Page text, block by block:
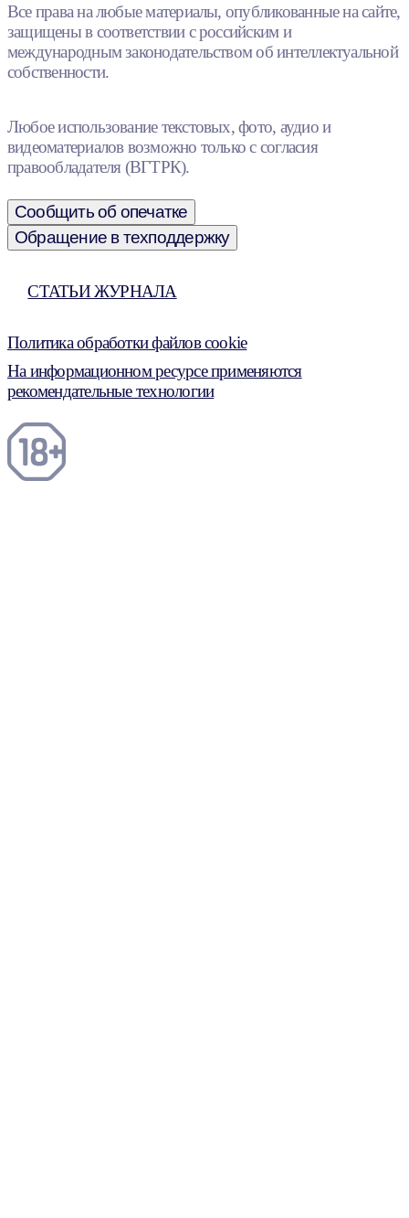
Все права на любые материалы, опубликованные на сайте,
защищены в соответствии с российским и
международным законодательством об интеллектуальной
собственности.
Любое использование текстовых, фото, аудио и
видеоматериалов возможно только с согласия
правообладателя (ВГТРК).
Сообщить об опечатке
Обращение в техподдержку
СТАТЬИ ЖУРНАЛА
Политика обработки файлов cookie
На информационном ресурсе применяются
рекомендательные технологии